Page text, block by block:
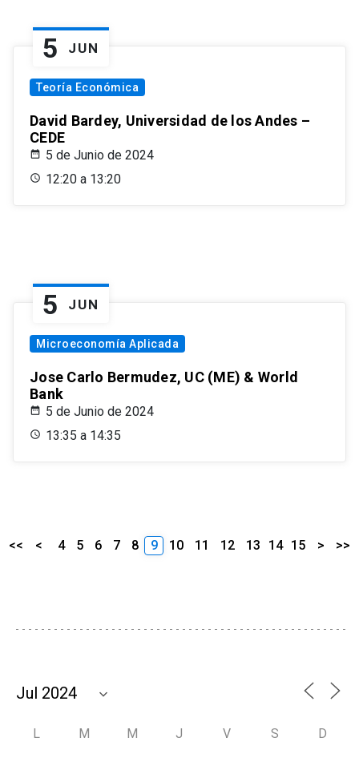
5 JUN
Teoría Económica
David Bardey, Universidad de los Andes –
CEDE
5 de Junio de 2024
12:20 a 13:20
5 JUN
Microeconomía Aplicada
Jose Carlo Bermudez, UC (ME) & World
Bank
5 de Junio de 2024
13:35 a 14:35
<< < 4 5 6 7 8 9 10 11 12 13 14 15 > >>
L M M J V S D